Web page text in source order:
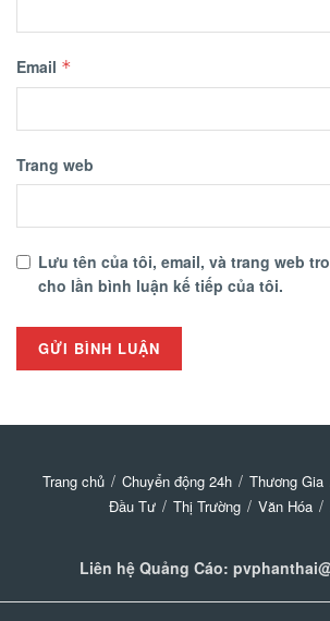
Email *
Trang web
Lưu tên của tôi, email, và trang web
cho lần bình luận kế tiếp của tôi.
Trang chủ Chuyển động 24h Thương Gia
Đầu Tư
Thị Trường Văn Hóa
Liên hệ Quảng Cáo: